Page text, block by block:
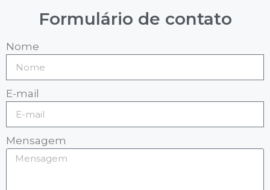
Formulário de contato
Nome
E-mail
Mensagem